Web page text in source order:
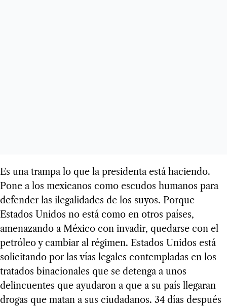
Es una trampa lo que la presidenta está haciendo.
Pone a los mexicanos como escudos humanos para
defender las ilegalidades de los suyos. Porque
Estados Unidos no está como en otros países,
amenazando a México con invadir, quedarse con el
petróleo y cambiar al régimen. Estados Unidos está
solicitando por las vías legales contempladas en los
tratados binacionales que se detenga a unos
delincuentes que ayudaron a que a su país llegaran
drogas que matan a sus ciudadanos. 34 días después